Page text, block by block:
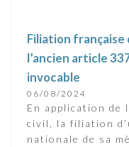
Filiation française
l’ancien article
invocable
06/08/2024
En application de
civil, la filiation
nationale de sa